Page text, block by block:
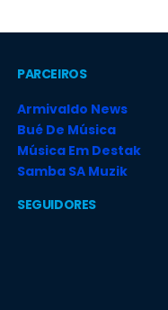
PARCEIROS
Armivaldo News
Bué De Música
Música Em Destak
Samba SA Muzik
SEGUIDORES